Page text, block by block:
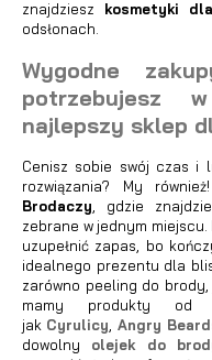
znajdziesz kosmetyki
odsłonach.
Wygodne
potrzebujesz
najlepszy sklep
Cenisz sobie swój czas i
rozwiązania? My
Brodaczy , gdzie
zebrane w jednym
uzupełnić zapas, bo
idealnego prezentu dla
zarówno peeling do
mamy produkty od
jak Cyrulicy Angry
dowolny
olejek do